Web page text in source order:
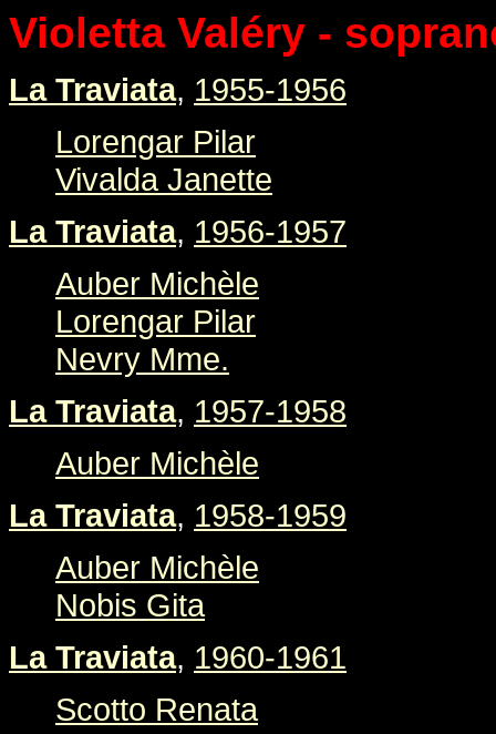
Violetta Valéry -
La Traviata, 1955-1956
Lorengar Pilar
Vivalda Janette
La Traviata, 1956-1957
Auber Michèle
Lorengar Pilar
Nevry Mme.
La Traviata, 1957-1958
Auber Michèle
La Traviata, 1958-1959
Auber Michèle
Nobis Gita
La Traviata, 1960-1961
Scotto Renata